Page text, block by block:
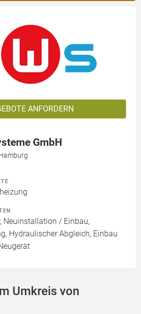
ANFORDERN
GmbH
Neuinstallation / Einbau,
Hydraulischer Abgleich, Einbau
Umkreis von